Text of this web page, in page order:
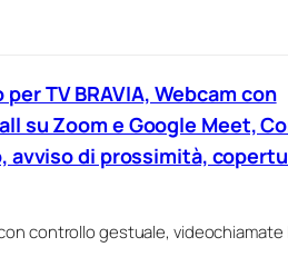
TV BRAVIA, Webcam con
su Zoom e Google Meet,
avviso di prossimità,
con controllo gestuale, videochiamate